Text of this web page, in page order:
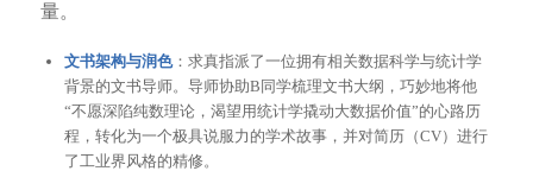
量。
文书架构与润色：求真指派了一位拥有相关数据科学与统计学
背景的文书导师。导师协助B同学梳理文书大纲，巧妙地将他
“不愿深陷纯数理论，渴望用统计学撬动大数据价值”的心路历
程，转化为一个极具说服力的学术故事，并对简历（CV）进行
了工业界风格的精修。